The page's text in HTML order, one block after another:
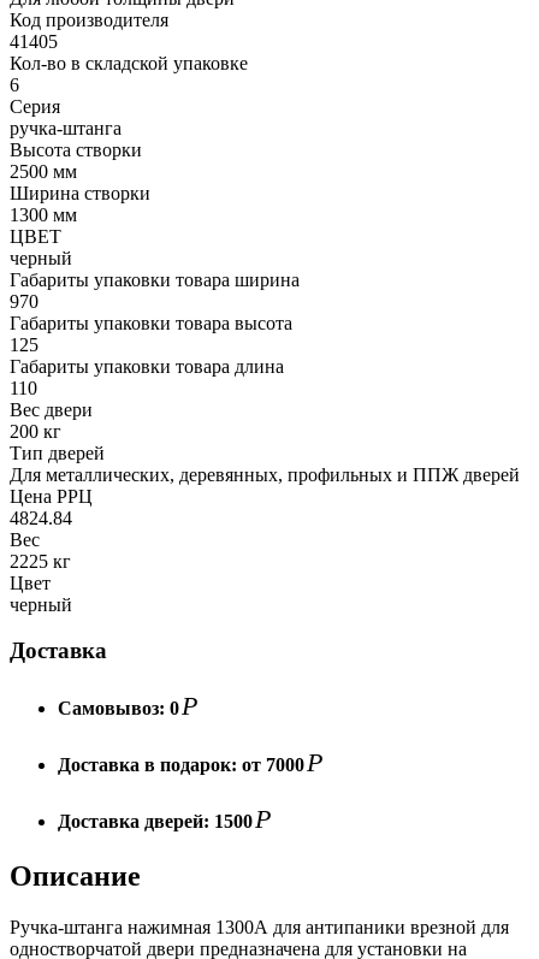
Код производителя
41405
Кол-во в складской упаковке
6
Серия
ручка-штанга
Высота створки
2500 мм
Ширина створки
1300 мм
ЦВЕТ
черный
Габариты упаковки товара ширина
970
Габариты упаковки товара высота
125
Габариты упаковки товара длина
110
Вес двери
200 кг
Тип дверей
Для металлических, деревянных, профильных и ППЖ дверей
Цена РРЦ
4824.84
Вес
2225 кг
Цвет
черный
Доставка
Самовывоз: 0Р
Доставка в подарок: от 7000Р
Доставка дверей: 1500Р
Описание
Ручка-штанга нажимная 1300А для антипаники врезной для
одностворчатой двери предназначена для установки на